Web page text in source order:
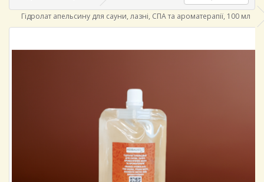
Гідролат апельсину для сауни, лазні, СПА та ароматерапії, 100 мл